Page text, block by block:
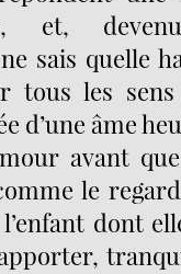
et,
sais quelle
tous les
d’une âme
avant
le
dont